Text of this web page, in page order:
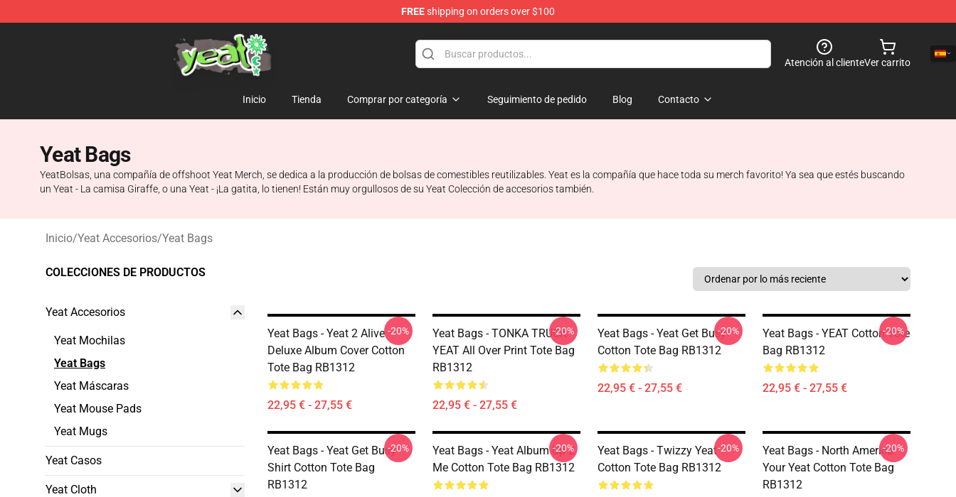
FREEshipping on orders over $100
Yeat Shop - Official Yeat Merchandise Store
Atención al clienteVer carrito
Inicio Tienda Comprar por categoría Seguimiento de pedido Blog Contacto
Yeat Bags
YeatBolsas, una compañía de offshoot Yeat Merch, se dedica a la producción de bolsas de comestibles reutilizables. Yeat es la compañía que hace toda su merch favorito! Ya sea que estés buscando
un Yeat - La camisa Giraffe, o una Yeat - ¡La gatita, lo tienen! Están muy orgullosos de su Yeat Colección de accesorios también.
Inicio/Yeat Accesorios/Yeat Bags
COLECCIONES DE PRODUCTOS
Yeat Accesorios
Yeat Mochilas
Yeat Bags
Yeat Máscaras
Yeat Mouse Pads
Yeat Mugs
Yeat Casos
Yeat Cloth
Yeat Bags - Yeat 2 Alive
Deluxe Album Cover Cotton
Tote Bag RB1312
22,95 € - 27,55 €
-20%
Yeat Bags - TONKA TRUCK
YEAT All Over Print Tote Bag
RB1312
22,95 € - 27,55 €
-20%
Yeat Bags - Yeat Get Busy
Cotton Tote Bag RB1312
22,95 € - 27,55 €
-20%
Yeat Bags - YEAT Cotton Tote
Bag RB1312
22,95 € - 27,55 €
-20%
Yeat Bags - Yeat Get Busy
Shirt Cotton Tote Bag
RB1312
-20%
Yeat Bags - Yeat Album Up 2
Me Cotton Tote Bag RB1312
-20%
Yeat Bags - Twizzy Yeat
Cotton Tote Bag RB1312
-20%
Yeat Bags - North America
Your Yeat Cotton Tote Bag
RB1312
-20%